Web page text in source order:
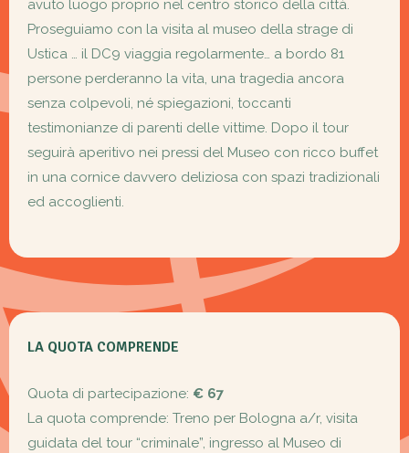
avuto luogo proprio nel centro storico della città.
Proseguiamo con la visita al museo della strage di
Ustica … il DC9 viaggia regolarmente… a bordo 81
persone perderanno la vita, una tragedia ancora
senza colpevoli, né spiegazioni, toccanti
testimonianze di parenti delle vittime. Dopo il tour
seguirà aperitivo nei pressi del Museo con ricco buffet
in una cornice davvero deliziosa con spazi tradizionali
ed accoglienti.
LA QUOTA COMPRENDE
Quota di partecipazione: € 67
La quota comprende: Treno per Bologna a/r, visita
guidata del tour “criminale”, ingresso al Museo di